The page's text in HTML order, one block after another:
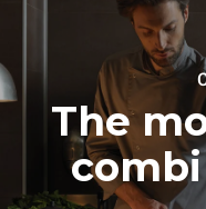
6次满载烤鸡
6 次满载蒸汽烹饪
The